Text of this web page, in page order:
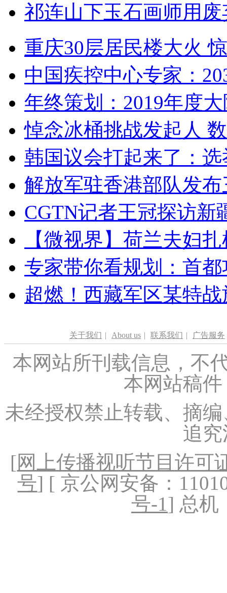
祁连山下玉石画师用
重庆30层居民楼大火
中国疾控中心专家：
年终策划：2019年度
悼念冰桶挑战发起人
韩国议会打起来了：
解放军驻香港部队发
CGTN记者王冠探访新
【微视界】荷兰夫妇
专家带你看规划：首
超燃！西藏军区某特
关于我们 | About us | 联系我们 | 广告服务
本网站所刊载信息，不
本网站稿
未经授权禁止转载、摘
追
[网上传播视听节目许可
号] [ 京公网安备：
号-1] 总机